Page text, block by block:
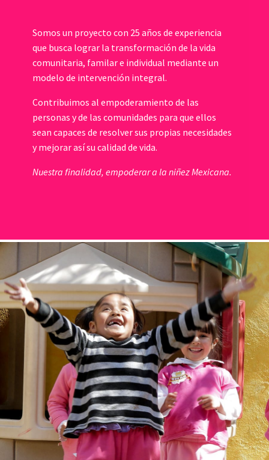
Somos un proyecto con 25 años de experiencia
que busca lograr la transformación de la vida
comunitaria, familar e individual mediante un
modelo de intervención integral.
Contribuimos al empoderamiento de las
personas y de las comunidades para que ellos
sean capaces de resolver sus propias necesidades
y mejorar así su calidad de vida.
Nuestra finalidad, empoderar a la niñez Mexicana.